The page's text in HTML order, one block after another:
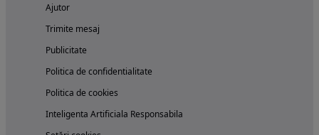
Ajutor
Trimite mesaj
Publicitate
Politica de confidentialitate
Politica de cookies
Inteligenta Artificiala Responsabila